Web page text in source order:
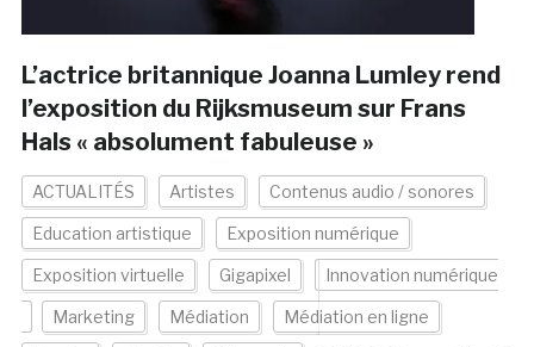
L’actrice britannique Joanna Lumley rend
l’exposition du Rijksmuseum sur Frans
Hals « absolument fabuleuse »
ACTUALITÉS Artistes Contenus audio / sonores
Education artistique Exposition numérique
Exposition virtuelle Gigapixel Innovation numérique
Marketing Médiation Médiation en ligne